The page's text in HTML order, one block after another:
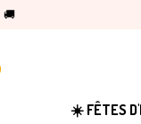
🚚
☀️ FÊTES